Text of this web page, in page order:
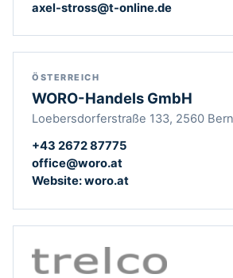
axel-stross@t-online.de
ÖSTERREICH
WORO-Handels GmbH
Loebersdorferstraße 133, 2560
+43 2672 87775
office@woro.at
Website: woro.at